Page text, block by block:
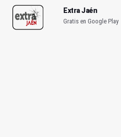
Extra Jaén
Gratis en Google Play